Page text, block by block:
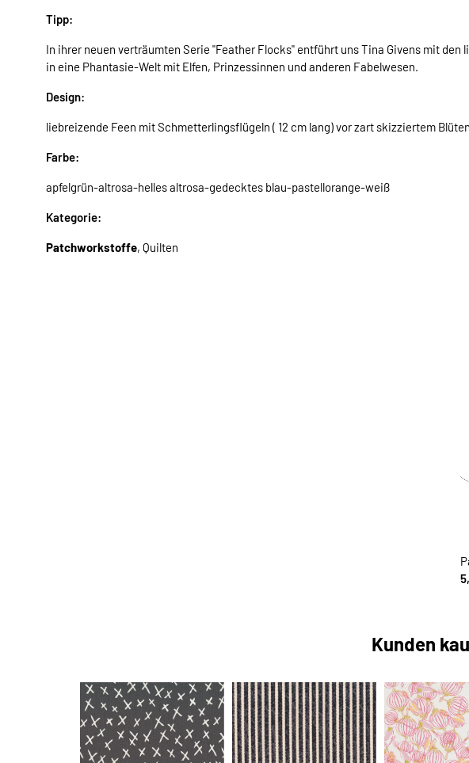
Tipp:
In ihrer neuen verträumten Serie "Feather Flocks" entführt uns Tina Givens mit
in eine Phantasie-Welt mit Elfen, Prinzessinnen und anderen Fabelwesen.
Design:
liebreizende Feen mit Schmetterlingsflügeln ( 12 cm lang) vor zart skizziertem
Farbe:
apfelgrün-altrosa-helles altrosa-gedecktes blau-pastellorange-weiß
Kategorie:
Patchworkstoffe, Quilten
Kunden